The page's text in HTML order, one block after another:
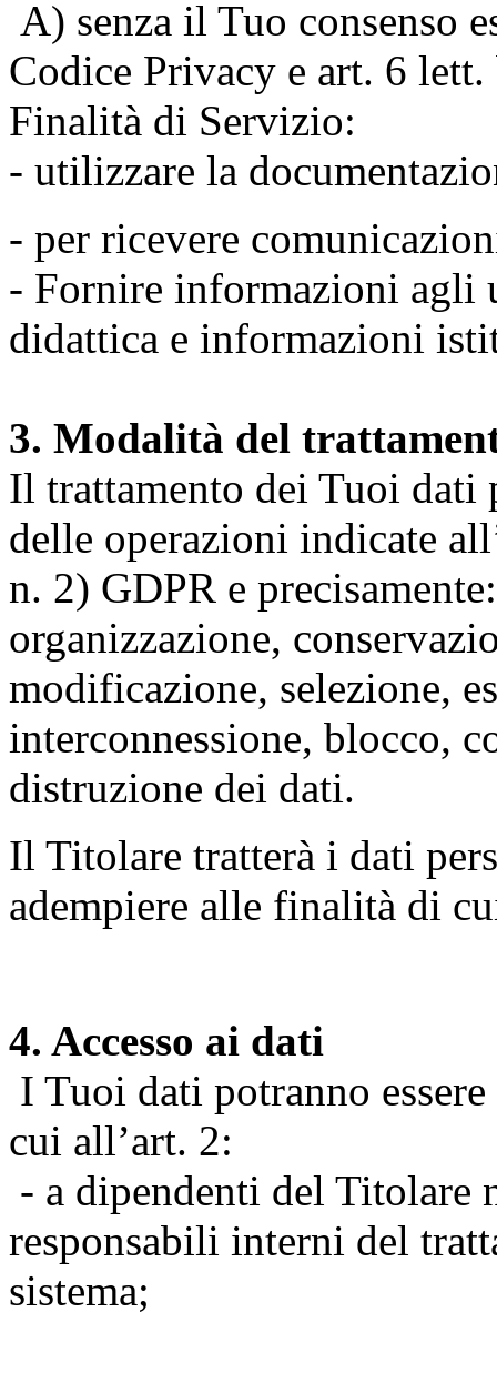
A) senza il Tuo consenso
Codice Privacy e art. 6
Finalità di Servizio:
- utilizzare la
- per ricevere
- Fornire informazioni agli
didattica e informazioni
3. Modalità del
Il trattamento dei Tuoi dati
delle operazioni indicate
n. 2) GDPR e
organizzazione,
modificazione, selezione,
interconnessione, blocco,
distruzione dei dati.
Il Titolare tratterà i dati
adempiere alle finalità di
4. Accesso ai dati
I Tuoi dati potranno
cui all’art. 2:
- a dipendenti del Titolare
responsabili interni del
sistema;